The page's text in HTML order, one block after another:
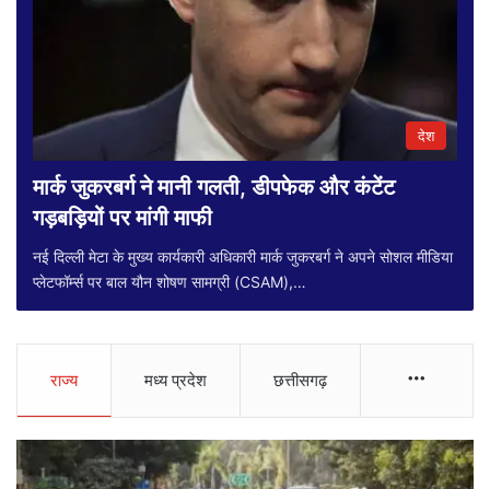
देश
मार्क जुकरबर्ग ने मानी गलती, डीपफेक और कंटेंट
गड़बड़ियों पर मांगी माफी
नई दिल्ली मेटा के मुख्य कार्यकारी अधिकारी मार्क जुकरबर्ग ने अपने सोशल मीडिया
प्लेटफॉर्म्स पर बाल यौन शोषण सामग्री (CSAM),…
राज्य मध्य प्रदेश छत्तीसगढ़